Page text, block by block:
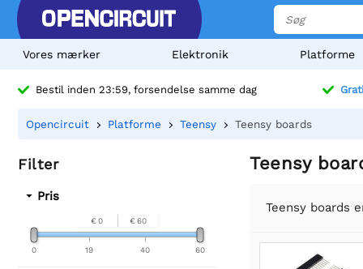
Vores mærker Elektronik Platforme
Bestil inden 23:59, forsendelse samme dag
Opencircuit Platforme Teensy Teensy boards
Filter
Pris
€ 0 € 60
0 60
19 40
Teensy
Teensy boards